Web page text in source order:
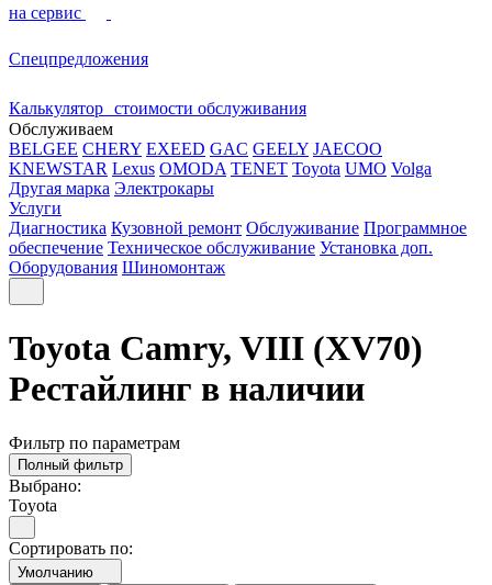
на сервис
Спецпредложения
Калькулятор стоимости обслуживания
Обслуживаем
BELGEE CHERY EXEED GAC GEELY JAECOO
KNEWSTAR Lexus OMODA TENET Toyota UMO Volga
Другая марка Электрокары
Услуги
Диагностика Кузовной ремонт Обслуживание Программное
обеспечение Техническое обслуживание Установка доп.
Оборудования Шиномонтаж
Toyota Camry, VIII (XV70)
Рестайлинг в наличии
Фильтр по параметрам
Полный фильтр
Выбрано:
Toyota
Сортировать по:
Умолчанию